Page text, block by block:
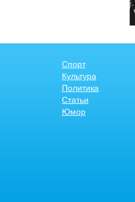
Спорт
Культура
Политика
Статьи
Юмор